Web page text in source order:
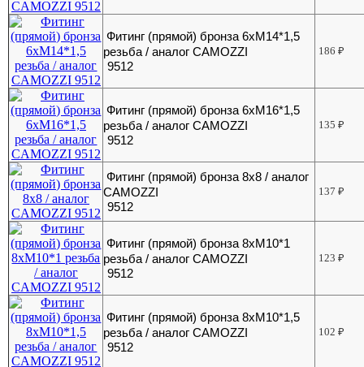
Фитинг (прямой) бронза 6хМ14*1,5
резьба / аналог CAMOZZI
9512
186₽
Фитинг (прямой) бронза 6хМ16*1,5
резьба / аналог CAMOZZI
9512
135₽
Фитинг (прямой) бронза 8х8 / аналог
CAMOZZI
9512
137₽
Фитинг (прямой) бронза 8хМ10*1
резьба / аналог CAMOZZI
9512
123₽
Фитинг (прямой) бронза 8хМ10*1,5
резьба / аналог CAMOZZI
9512
102₽